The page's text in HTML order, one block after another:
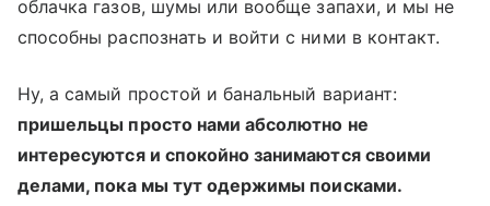
облачка газов, шумы или вообще запахи, и мы не
способны распознать и войти с ними в контакт.
Ну, а самый простой и банальный вариант:
пришельцы просто нами абсолютно не
интересуются и спокойно занимаются своими
делами, пока мы тут одержимы поисками.